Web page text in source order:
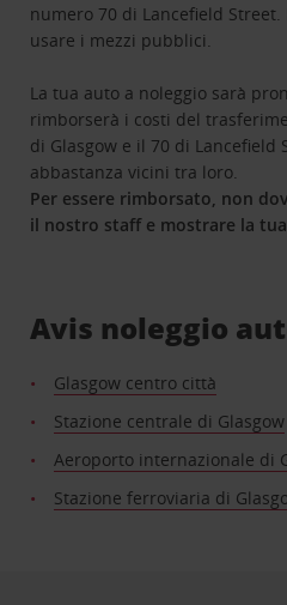
numero 70 di Lancefield
usare i mezzi pubblici.
La tua auto a noleggio sarà
rimborserà i costi del
di Glasgow e il 70 di Lancefield
abbastanza vicini tra loro.
Per essere rimborsato, non
il nostro staff e mostrare la
Avis noleggio
Glasgow centro città
Stazione centrale di Glasgow
Aeroporto internazionale di
Stazione ferroviaria di